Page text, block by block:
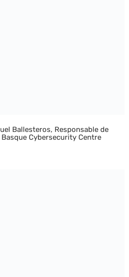
Ballesteros, Responsable de
Cybersecurity Centre